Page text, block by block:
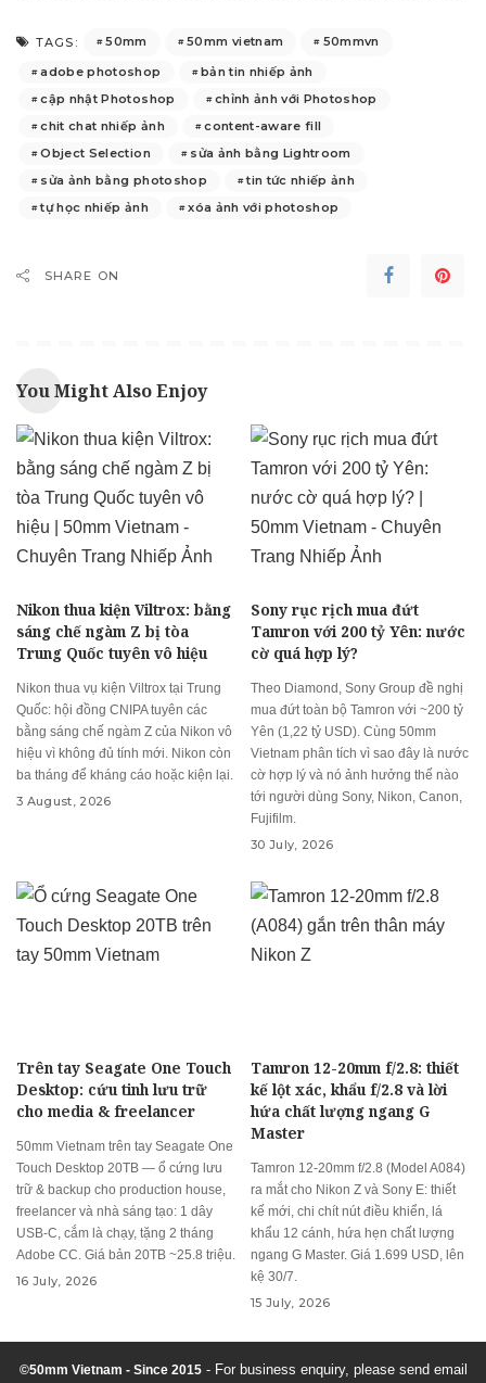
TAGS: 50mm 50mm vietnam
50mmvn
adobe photoshop
bản tin nhiếp ảnh
cập nhật Photoshop
chỉnh ảnh với Photoshop
chit chat nhiếp ảnh
content-aware fill
Object Selection
sửa ảnh bằng Lightroom
sửa ảnh bằng photoshop
tin tức nhiếp ảnh
tự học nhiếp ảnh
xóa ảnh với photoshop
SHARE ON
You Might Also Enjoy
Nikon thua kiện Viltrox: bằng
sáng chế ngàm Z bị tòa
Trung Quốc tuyên vô hiệu
Nikon thua vụ kiện Viltrox tại Trung
Quốc: hội đồng CNIPA tuyên các
bằng sáng chế ngàm Z của Nikon vô
hiệu vì không đủ tính mới. Nikon còn
ba tháng để kháng cáo hoặc kiện lại.
3 August, 2026
Sony rục rịch mua đứt
Tamron với 200 tỷ Yên: nước
cờ quá hợp lý?
Theo Diamond, Sony Group đề nghị
mua đứt toàn bộ Tamron với ~200 tỷ
Yên (1,22 tỷ USD). Cùng 50mm
Vietnam phân tích vì sao đây là nước
cờ hợp lý và nó ảnh hưởng thế nào
tới người dùng Sony, Nikon, Canon,
Fujifilm.
30 July, 2026
Trên tay Seagate One Touch
Desktop: cứu tinh lưu trữ
cho media & freelancer
50mm Vietnam trên tay Seagate One
Touch Desktop 20TB — ổ cứng lưu
trữ & backup cho production house,
freelancer và nhà sáng tạo: 1 dây
USB-C, cắm là chạy, tặng 2 tháng
Adobe CC. Giá bản 20TB ~25.8 triệu.
16 July, 2026
Tamron 12-20mm f/2.8: thiết
kế lột xác, khẩu f/2.8 và lời
hứa chất lượng ngang G
Master
Tamron 12-20mm f/2.8 (Model A084)
ra mắt cho Nikon Z và Sony E: thiết
kế mới, chi chít nút điều khiển, lá
khẩu 12 cánh, hứa hẹn chất lượng
ngang G Master. Giá 1.699 USD, lên
kệ 30/7.
15 July, 2026
©50mm Vietnam - Since 2015- For business enquiry, please send email